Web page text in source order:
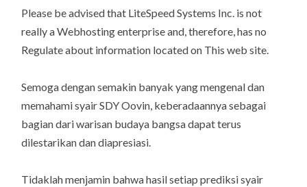
Please be advised that LiteSpeed Systems Inc. is not
really a Webhosting enterprise and, therefore, has no
Regulate about information located on This web site.
Semoga dengan semakin banyak yang mengenal dan
memahami syair SDY Oovin, keberadaannya sebagai
bagian dari warisan budaya bangsa dapat terus
dilestarikan dan diapresiasi.
Tidaklah menjamin bahwa hasil setiap prediksi syair